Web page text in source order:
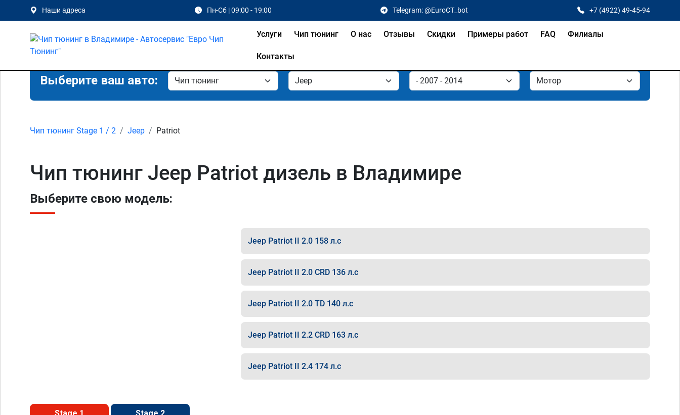
Наши адреса Пн-Сб | 09:00 - 19:00 Telegram: @EuroCT_bot +7 (4922) 49-45-94
Услуги Чип тюнинг О нас Отзывы Скидки Примеры работ FAQ Филиалы
Контакты
Выберите ваш авто:
Чип тюнинг Stage 1 / 2 Jeep Patriot
Чип тюнинг Jeep Patriot дизель в Владимире
Выберите свою модель:
Jeep Patriot II 2.0 158 л.с
Jeep Patriot II 2.0 CRD 136 л.с
Jeep Patriot II 2.0 TD 140 л.с
Jeep Patriot II 2.2 CRD 163 л.с
Jeep Patriot II 2.4 174 л.с